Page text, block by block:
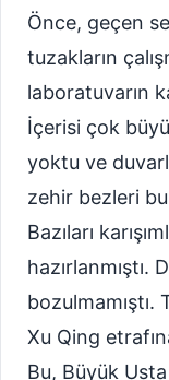
Önce, geçen
tuzakların
laboratuvarın
İçerisi çok
yoktu ve
zehir bezleri
Bazıları
hazırlanmıştı.
bozulmamıştı.
Xu Qing
Bu, Büyük